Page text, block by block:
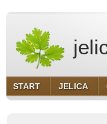
START JELICA